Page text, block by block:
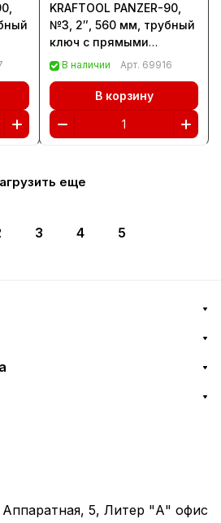
KRAFTOOL PANZER-90,
№3, 2″, 560 мм, трубный
ключ с прямыми
губками (2734-20)
В наличии Арт. 69916
В корзину
еще
3 4 5
Аппаратная, 5, Литер "А" офис